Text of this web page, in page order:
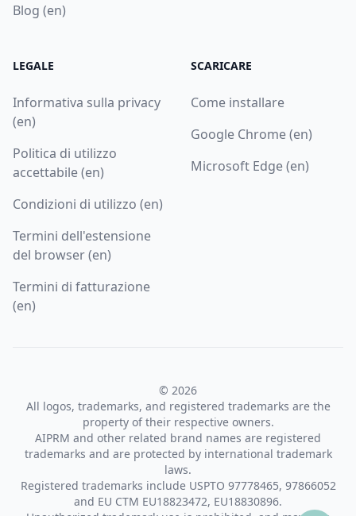
Blog (en)
LEGALE
Informativa sulla privacy
(en)
Politica di utilizzo
accettabile (en)
Condizioni di utilizzo (en)
Termini dell'estensione
del browser (en)
Termini di fatturazione
(en)
SCARICARE
Come installare
Google Chrome (en)
Microsoft Edge (en)
© 2026
All logos, trademarks, and registered trademarks are the
property of their respective owners.
AIPRM and other related brand names are registered
trademarks and are protected by international trademark
laws.
Registered trademarks include USPTO 97778465, 97866052
and EU CTM EU18823472, EU18830896.